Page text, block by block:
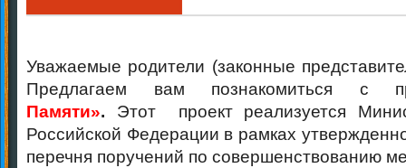
Уважаемые родители (законные
Предлагаем вам познакомиться с
Памяти». Этот проект реализуется
Российской Федерации в рамках
перечня поручений по совершенствованию